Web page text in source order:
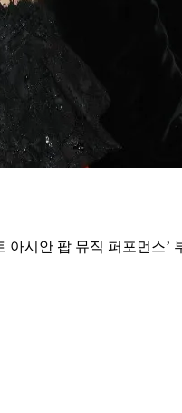
시안 팝 뮤직 퍼포먼